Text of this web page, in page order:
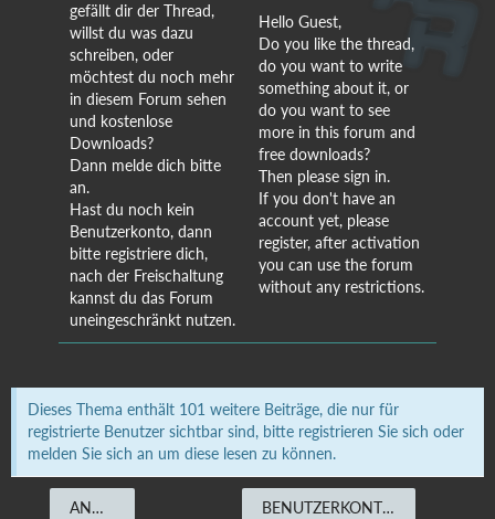
gefällt dir der Thread,
willst du was dazu
schreiben, oder
möchtest du noch mehr
in diesem Forum sehen
und kostenlose
Downloads?
Dann melde dich bitte
an.
Hast du noch kein
Benutzerkonto, dann
bitte registriere dich,
nach der Freischaltung
kannst du das Forum
uneingeschränkt nutzen.
Hello Guest,
Do you like the thread,
do you want to write
something about it, or
do you want to see
more in this forum and
free downloads?
Then please sign in.
If you don't have an
account yet, please
register, after activation
you can use the forum
without any restrictions.
Dieses Thema enthält 101 weitere Beiträge, die nur für
registrierte Benutzer sichtbar sind, bitte registrieren Sie sich oder
melden Sie sich an um diese lesen zu können.
ANMELDEN BENUTZERKONTO ERSTELLEN